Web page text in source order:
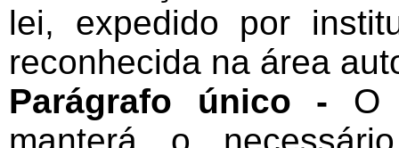
lei, expedido por
reconhecida na área
Parágrafo único - O